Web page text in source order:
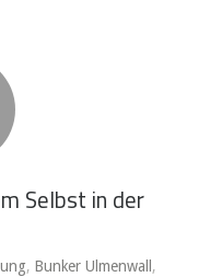
Selbst in der
, Bunker Ulmenwall,